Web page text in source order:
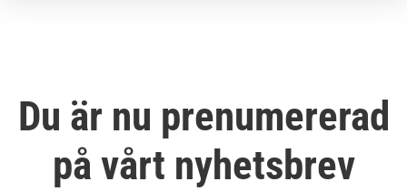
Du är nu prenumererad
på vårt nyhetsbrev